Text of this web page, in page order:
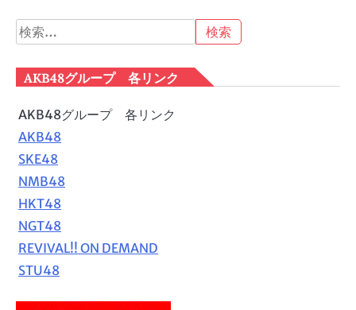
検
索:
AKB48グループ 各リンク
AKB48グループ 各リンク
AKB48
SKE48
NMB48
HKT48
NGT48
REVIVAL!! ON DEMAND
STU48